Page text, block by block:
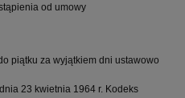
od umowy
piątku za wyjątkiem dni ustawowo
23 kwietnia 1964 r. Kodeks